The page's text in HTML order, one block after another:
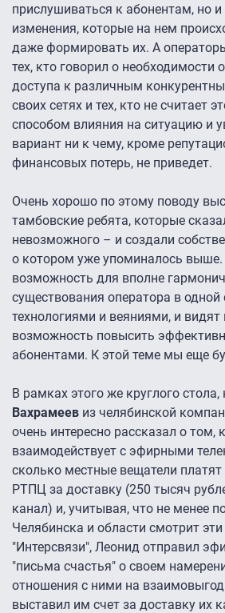
прислушиваться к абонентам, но и
изменения, которые на нем
даже формировать их. А
тех, кто говорил о необходимости
доступа к различным
своих сетях и тех, кто не считает
способом влияния на ситуацию и
вариант ни к чему, кроме
финансовых потерь, не приведет.
Очень хорошо по этому поводу
тамбовские ребята, которые
невозможного – и создали
о котором уже упоминалось
возможность для вполне
существования оператора в
технологиями и веяниями, и
возможность повысить
абонентами. К этой теме мы еще
В рамках этого же круглого стола,
Вахрамеев из челябинской
очень интересно рассказал о том,
взаимодействует с эфирными
сколько местные вещатели
РТПЦ за доставку (250 тысяч
канал) и, учитывая, что не менее
Челябинска и области смотрит
"Интерсвязи", Леонид отправил
"письма счастья" о своем
отношения с ними на
выставил им счет за доставку их